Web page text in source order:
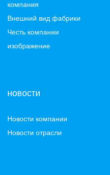
компания
Внешний вид фабрики
Честь компании
изображение
новости
Новости компании
Новости отрасли